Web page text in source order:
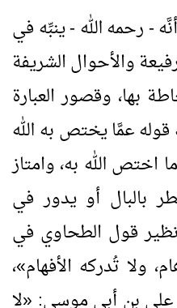
- رحمه الله - ينبِّه في
والأحوال الشريفة
بها، وقصور العبارة
عمَّا يختص به الله
اختص الله به، وامتاز
بالبال أو يدور في
قول الطحاوي في
ولا تُدركه الأفهام»،
علي بن أبي موسى: «لا